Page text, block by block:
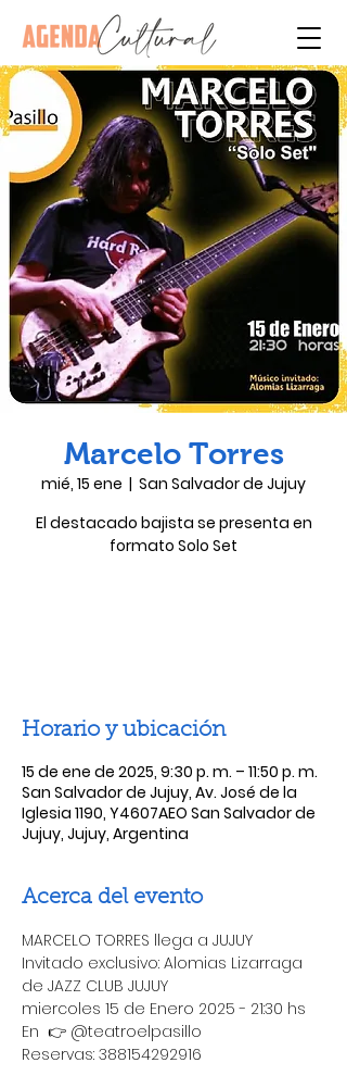
Marcelo Torres
mié, 15 ene
  |
San Salvador de Jujuy
El destacado bajista se presenta en
formato Solo Set
Horario y ubicación
15 de ene de 2025, 9:30 p. m. – 11:50 p. m.
San Salvador de Jujuy, Av. José de la
Iglesia 1190, Y4607AEO San Salvador de
Jujuy, Jujuy, Argentina
Acerca del evento
MARCELO TORRES llega a JUJUY
Invitado exclusivo: Alomias Lizarraga
de JAZZ CLUB JUJUY
miercoles 15 de Enero 2025 - 21:30 hs
En  👉 @teatroelpasillo
Reservas: 388154292916